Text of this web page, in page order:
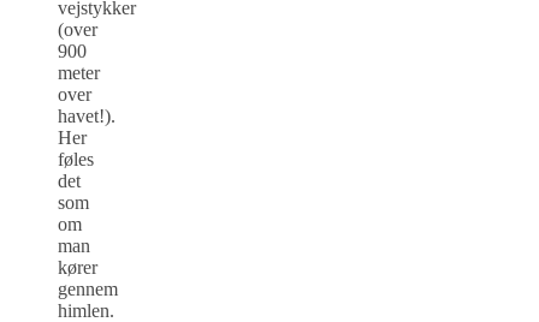
vejstykker
(over
900
meter
over
havet!).
Her
føles
det
som
om
man
kører
gennem
himlen.